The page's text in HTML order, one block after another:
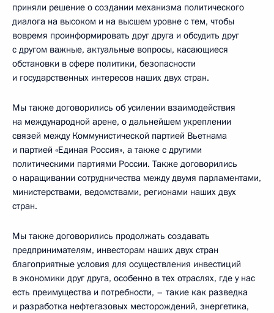
приняли решение о создании механизма политического
диалога на высоком и на высшем уровне с тем, чтобы
вовремя проинформировать друг друга и обсудить друг
с другом важные, актуальные вопросы, касающиеся
обстановки в сфере политики, безопасности
и государственных интересов наших двух стран.
Мы также договорились об усилении взаимодействия
на международной арене, о дальнейшем укреплении
связей между Коммунистической партией Вьетнама
и партией «Единая Россия», а также с другими
политическими партиями России. Также договорились
о наращивании сотрудничества между двумя парламентами,
министерствами, ведомствами, регионами наших двух
стран.
Мы также договорились продолжать создавать
предпринимателям, инвесторам наших двух стран
благоприятные условия для осуществления инвестиций
в экономики друг друга, особенно в тех отраслях, где у нас
есть преимущества и потребности, – такие как разведка
и разработка нефтегазовых месторождений, энергетика,